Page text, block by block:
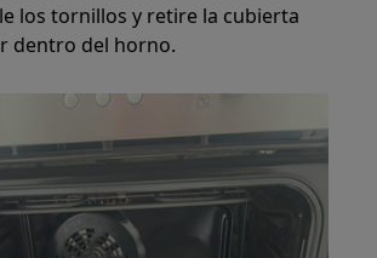
los tornillos y retire la cubierta
dentro del horno.